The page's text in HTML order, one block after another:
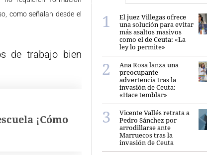
como señalan desde el
de trabajo bien
¡Cómo
El juez Villegas ofrece
una solución para evitar
más asaltos masivos
como el de Ceuta: «La
ley lo permite»
Ana Rosa lanza una
preocupante
advertencia tras la
invasión de Ceuta:
«Hace temblar»
Vicente Vallés retrata a
Pedro Sánchez por
arrodillarse ante
Marruecos tras la
invasión de Ceuta